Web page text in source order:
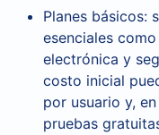
Planes básicos:
esenciales
electrónica y
costo inicial
por usuario y,
pruebas